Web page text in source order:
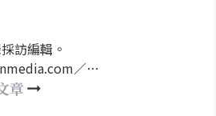
訪編輯。
／
章